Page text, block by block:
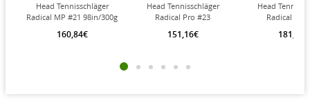
Head Tennisschläger
Radical MP #21 98in/300g
160,84€
Head Tennisschläger
Radical Pro #23
rot/schwarz - unbesaitet -
151,16€
Head
Radical MP
rot/schwarz -
181,42€